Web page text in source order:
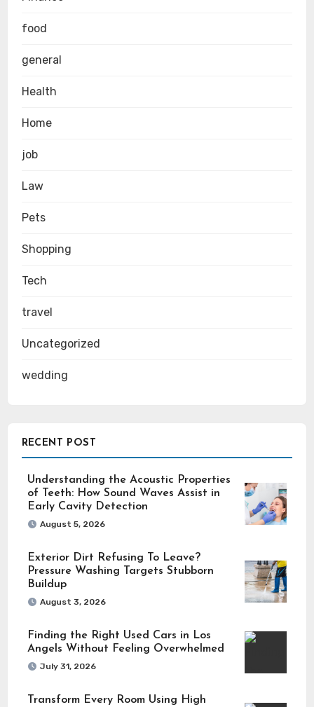
food
general
Health
Home
job
Law
Pets
Shopping
Tech
travel
Uncategorized
wedding
RECENT POST
Understanding the Acoustic Properties
of Teeth: How Sound Waves Assist in
Early Cavity Detection
August 5, 2026
Exterior Dirt Refusing To Leave?
Pressure Washing Targets Stubborn
Buildup
August 3, 2026
Finding the Right Used Cars in Los
Angels Without Feeling Overwhelmed
July 31, 2026
Transform Every Room Using High